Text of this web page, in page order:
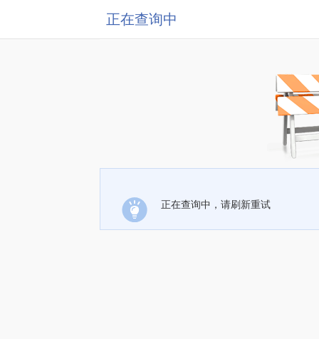
正在查询中
正在查询中，请刷新重试